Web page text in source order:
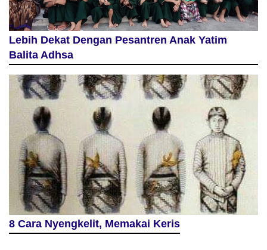
Lebih Dekat Dengan Pesantren Anak Yatim
Balita Adhsa
8 Cara Nyengkelit, Memakai Keris